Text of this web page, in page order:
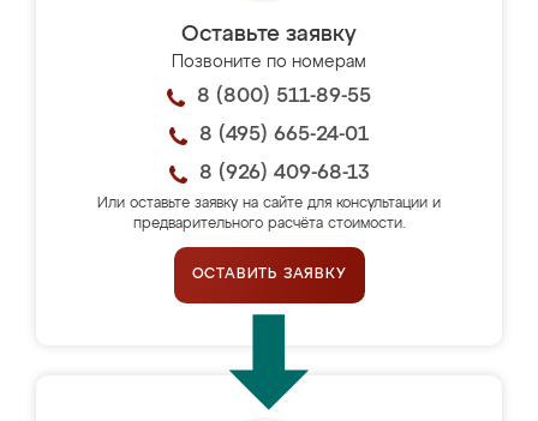
Оставьте заявку
Позвоните по номерам
8 (800) 511-89-55
8 (495) 665-24-01
8 (926) 409-68-13
Или оставьте заявку на сайте для консультации и
предварительного расчёта стоимости.
ОСТАВИТЬ ЗАЯВКУ